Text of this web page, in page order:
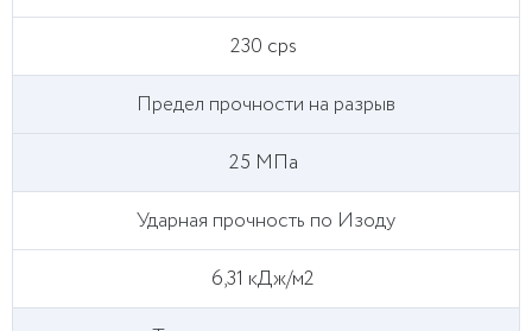
230 cps
Предел прочности на разрыв
25 МПа
Ударная прочность по Изоду
6,31 кДж/м2